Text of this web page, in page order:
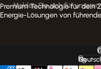
Melden Sie sich für
Premium Technologie für dein
Energie-Lösungen von
Land/